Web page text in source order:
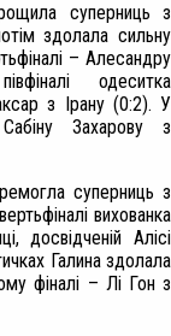
суперниць з
здолала сильну
– Алесандру
одеситка
з Ірану (0:2). У
Захарову з
суперниць з
вихованка
досвідченій Алісі
Галина здолала
фіналі – Лі Гон з